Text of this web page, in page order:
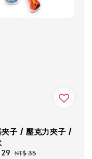
夾子 / 壓克力夾子 /
29 Regular
NT$ 35